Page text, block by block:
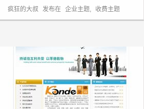
疯狂的大叔 发布在 企业主题, 收费主题